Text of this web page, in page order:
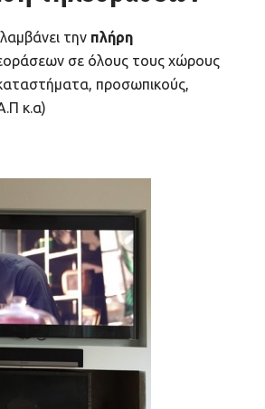
την πλήρη
σε όλους τους χώρους
προσωπικούς,
κ.α)